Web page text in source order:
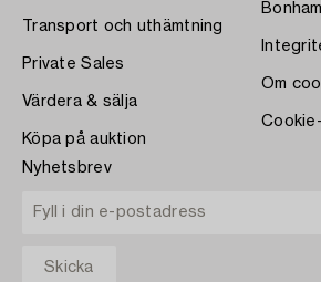
Transport och uthämtning
Private Sales
Värdera & sälja
Köpa på auktion
Om
Nyhetsbrev